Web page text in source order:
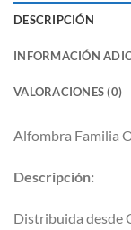
DESCRIPCIÓN
INFORMACIÓN
VALORACIONES (0)
Alfombra Familia
Descripción:
Distribuida desde